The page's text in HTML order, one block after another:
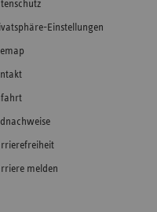
Einstellungen
melden